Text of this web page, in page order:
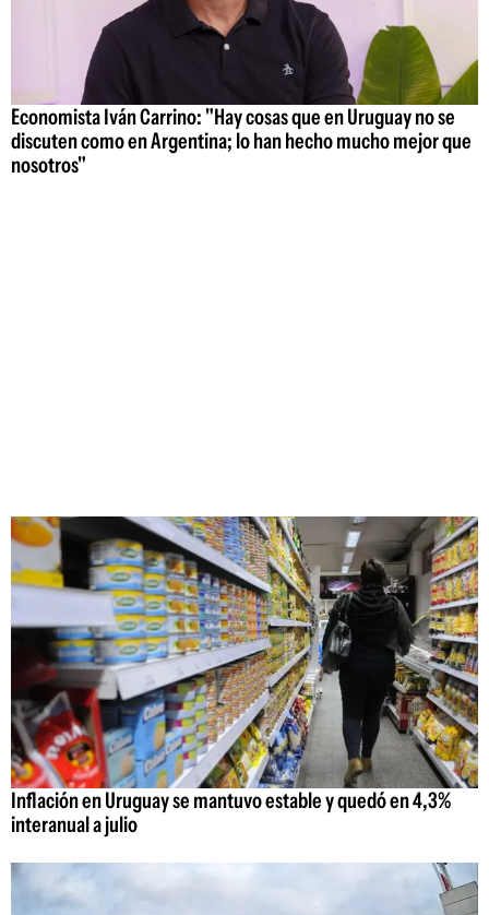
Economista Iván Carrino: "Hay cosas que en Uruguay no se
discuten como en Argentina; lo han hecho mucho mejor que
nosotros"
Inflación en Uruguay se mantuvo estable y quedó en 4,3%
interanual a julio